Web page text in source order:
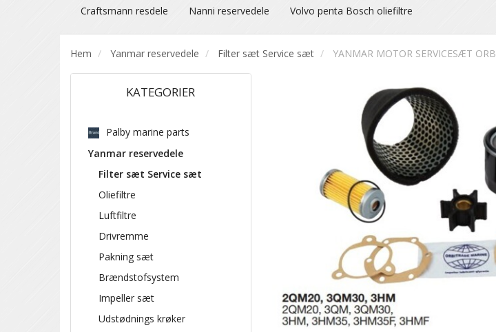
Craftsmann resdele
Nanni reservedele Volvo penta Bosch oliefiltre
Hem Yanmar reservedele Filter sæt Service sæt YANMAR MOTOR SERVICESÆT
KATEGORIER
Palby marine parts
Yanmar reservedele
Filter sæt Service sæt
Oliefiltre
Luftfiltre
Drivremme
Pakning sæt
Brændstofsystem
Impeller sæt
Udstødnings krøker